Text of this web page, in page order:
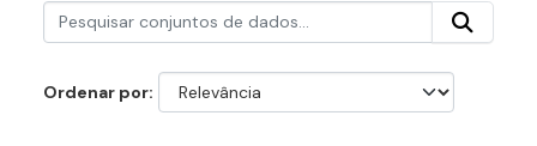
Ordenar por